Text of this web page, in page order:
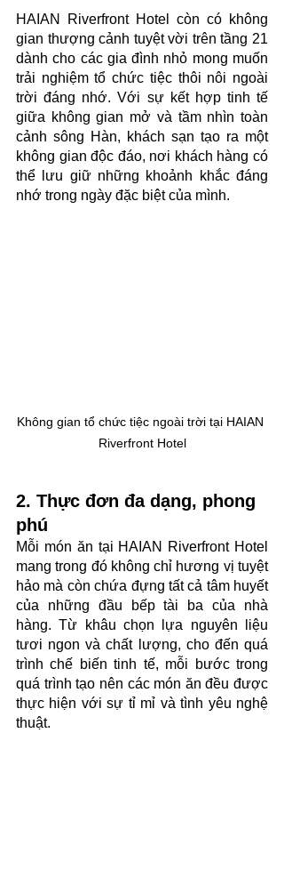
HAIAN Riverfront Hotel còn có không
gian thượng cảnh tuyệt vời trên tầng 21
dành cho các gia đình nhỏ mong muốn
trải nghiệm tổ chức tiệc thôi nôi ngoài
trời đáng nhớ. Với sự kết hợp tinh tế
giữa không gian mở và tầm nhìn toàn
cảnh sông Hàn, khách sạn tạo ra một
không gian độc đáo, nơi khách hàng có
thể lưu giữ những khoảnh khắc đáng
nhớ trong ngày đặc biệt của mình.
Không gian tổ chức tiệc ngoài trời tại HAIAN
Riverfront Hotel
2. Thực đơn đa dạng, phong
phú
Mỗi món ăn tại HAIAN Riverfront Hotel
mang trong đó không chỉ hương vị tuyệt
hảo mà còn chứa đựng tất cả tâm huyết
của những đầu bếp tài ba của nhà
hàng. Từ khâu chọn lựa nguyên liệu
tươi ngon và chất lượng, cho đến quá
trình chế biến tinh tế, mỗi bước trong
quá trình tạo nên các món ăn đều được
thực hiện với sự tỉ mỉ và tình yêu nghệ
thuật.